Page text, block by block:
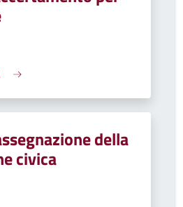
della
civica